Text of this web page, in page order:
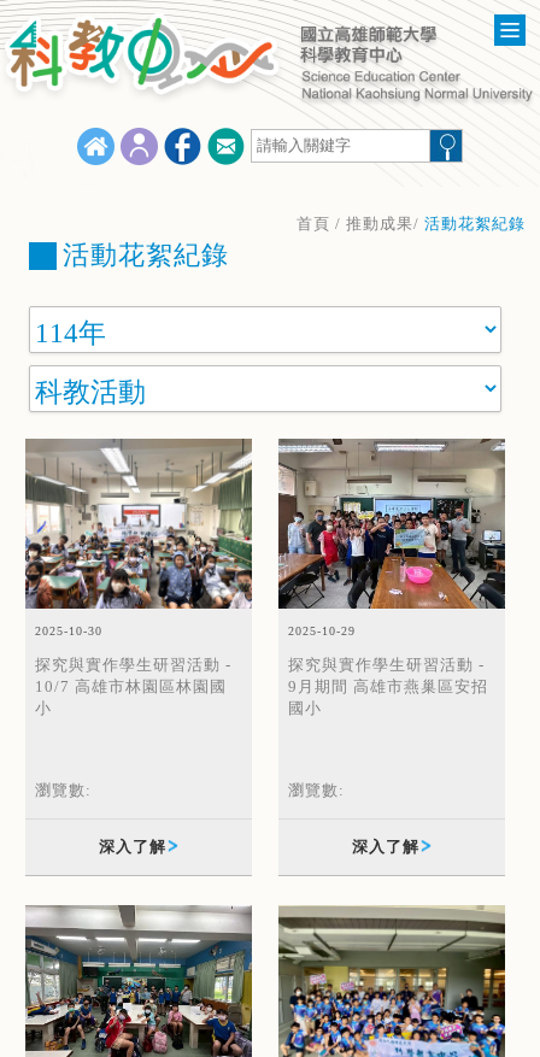
首頁 / 推動成果/ 活動花絮紀錄
活動花絮紀錄
2025-10-30
探究與實作學生研習活動 -
10/7 高雄市林園區林園國
小
瀏覽數:
深入了解
2025-10-29
探究與實作學生研習活動 -
9月期間 高雄市燕巢區安招
國小
瀏覽數:
深入了解